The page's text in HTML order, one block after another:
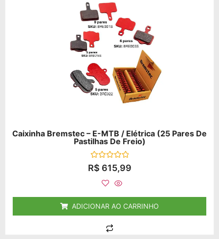
Caixinha Bremstec – E-MTB / Elétrica (25 Pares De
Pastilhas De Freio)
Avaliação
0
R$ 615,99
ADICIONAR AO CARRINHO